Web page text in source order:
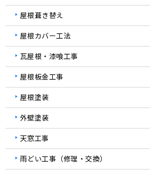
屋根葺き替え
屋根カバー工法
瓦屋根・漆喰工事
屋根板金工事
屋根塗装
外壁塗装
天窓工事
雨どい工事（修理・交換）